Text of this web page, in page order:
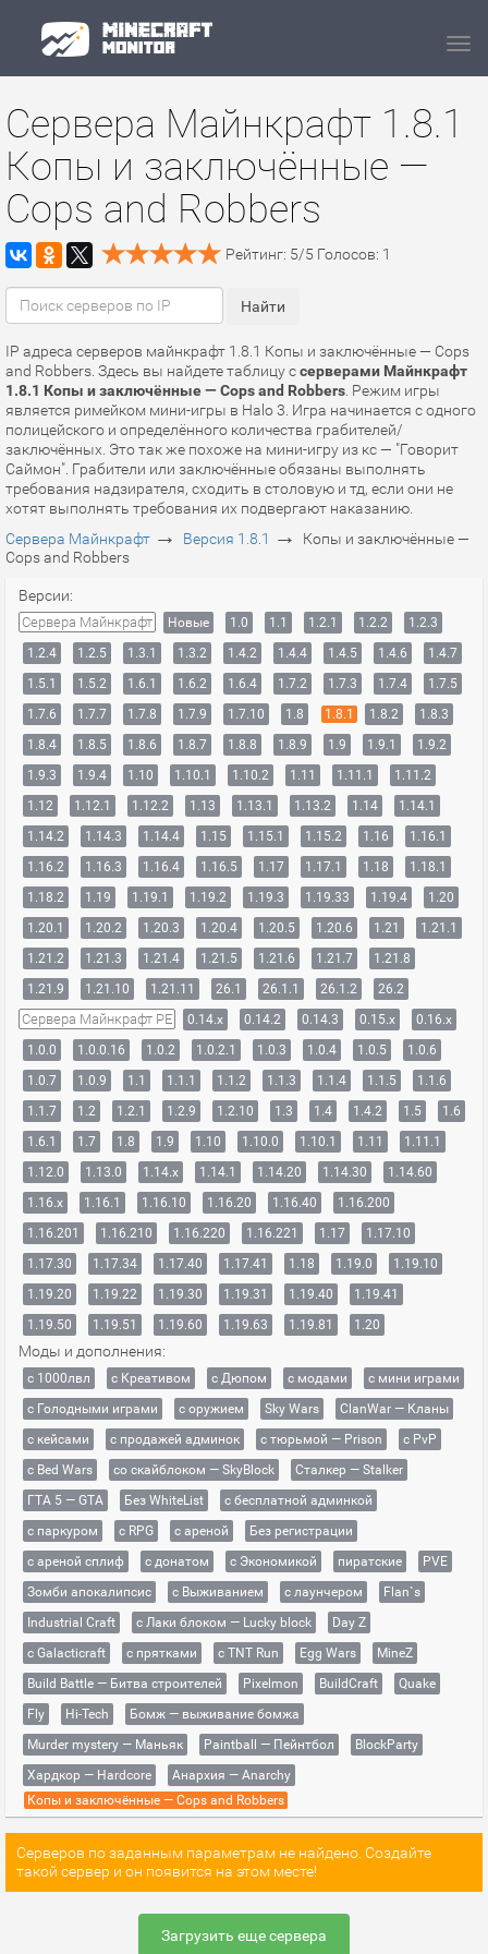
Сервера Майнкрафт 1.8.1
Копы и заключённые —
Cops and Robbers
Рейтинг: 5/5 Голосов: 1
IP адреса серверов майнкрафт 1.8.1 Копы и заключённые — Cops
and Robbers. Здесь вы найдете таблицу ссерверами Майнкрафт
1.8.1 Копы и заключённые — Cops and Robbers . Режим игры
является римейком мини-игры в Halo 3. Игра начинается с одного
полицейского и определённого количества грабителей/
заключённых. Это так же похоже на мини-игру из кс — "Говорит
Саймон". Грабители или заключённые обязаны выполнять
требования надзирателя, сходить в столовую и тд, если они не
хотят выполнять требования их подвергают наказанию.
Сервера Майнкрафт → Версия 1.8.1 →
Копы и заключённые —
Cops and Robbers
Версии:
Сервера Майнкрафт Новые 1.0 1.1 1.2.1 1.2.2
1.2.3
1.2.4
1.2.5 1.3.1 1.3.2 1.4.2 1.4.4 1.4.5 1.4.6
1.4.7
1.5.1
1.5.2 1.6.1 1.6.2 1.6.4 1.7.2 1.7.3 1.7.4
1.7.5
1.7.6
1.7.7 1.7.8 1.7.9 1.7.10 1.8 1.8.1 1.8.2
1.8.3
1.8.4
1.8.5 1.8.6 1.8.7 1.8.8 1.8.9 1.9 1.9.1
1.9.2
1.9.3
1.9.4 1.10 1.10.1 1.10.2 1.11 1.11.1
1.11.2
1.12
1.12.1 1.12.2 1.13 1.13.1 1.13.2 1.14
1.14.1
1.14.2
1.14.3 1.14.4 1.15 1.15.1 1.15.2 1.16
1.16.1
1.16.2
1.16.3 1.16.4 1.16.5 1.17 1.17.1 1.18
1.18.1
1.18.2
1.19 1.19.1 1.19.2 1.19.3 1.19.33 1.19.4
1.20
1.20.1
1.20.2 1.20.3 1.20.4 1.20.5 1.20.6 1.21
1.21.1
1.21.2
1.21.3 1.21.4 1.21.5 1.21.6 1.21.7
1.21.8
1.21.9
1.21.10 1.21.11 26.1 26.1.1 26.1.2 26.2
Сервера Майнкрафт PE 0.14.x 0.14.2 0.14.3 0.15.x
0.16.x
1.0.0
1.0.0.16 1.0.2 1.0.2.1 1.0.3 1.0.4 1.0.5
1.0.6
1.0.7
1.0.9 1.1 1.1.1 1.1.2 1.1.3 1.1.4 1.1.5
1.1.6
1.1.7
1.2 1.2.1 1.2.9 1.2.10 1.3 1.4 1.4.2 1.5
1.6
1.6.1
1.7 1.8 1.9 1.10 1.10.0 1.10.1 1.11
1.11.1
1.12.0
1.13.0 1.14.x 1.14.1 1.14.20 1.14.30
1.14.60
1.16.x
1.16.1 1.16.10 1.16.20 1.16.40
1.16.200
1.16.201
1.16.210 1.16.220 1.16.221 1.17
1.17.10
1.17.30
1.17.34 1.17.40 1.17.41 1.18 1.19.0
1.19.10
1.19.20
1.19.22 1.19.30 1.19.31 1.19.40
1.19.41
1.19.50
1.19.51 1.19.60 1.19.63 1.19.81 1.20
Моды и дополнения:
с 1000лвл c Креативом с Дюпом с модами
с мини играми
с Голодными играми
с оружием Sky Wars
ClanWar — Кланы
с кейсами
с продажей админок с тюрьмой — Prison
с PvP
с Bed Wars
со скайблоком — SkyBlock
Сталкер — Stalker
ГТА 5 — GTA
Без WhiteList
с бесплатной админкой
с паркуром
с RPG с ареной
Без регистрации
с ареной сплиф
с донатом с Экономикой пиратские
PVE
Зомби апокалипсис
с Выживанием с лаунчером
Flan`s
Industrial Craft
с Лаки блоком — Lucky block
Day Z
с Galacticraft
с прятками с TNT Run Egg Wars
MineZ
Build Battle — Битва строителей
Pixelmon BuildCraft
Quake
Fly
Hi-Tech
Бомж — выживание бомжа
Murder mystery — Маньяк
Paintball — Пейнтбол
BlockParty
Хардкор — Hardcore
Анархия — Anarchy
Копы и заключённые — Cops and Robbers
Серверов по заданным параметрам не найдено. Создайте
такой сервер и он появится на этом месте!
Загрузить еще сервера